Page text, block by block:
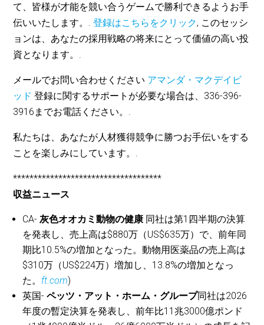
て、皆様が才能を競い合うゲームで勝利できるようお手
伝いいたします。.登録はこちらをクリック, このセッシ
ョンは、あなたの採用戦略の将来にとって価値の高い投
資となります。.
メールでお問い合わせください アマンダ・マクデイビ
ッド 登録に関するサポートが必要な場合は、336-396-
3916までお電話ください。.
私たちは、あなたが人材獲得競争に勝つお手伝いをする
ことを楽しみにしています。.
************************************
収益ニュース
CA-灰色オオカミ動物の健康 同社は第1四半期の決算
を発表し、売上高は$880万（US$635万）で、前年同
期比10.5%の増加となった。動物用医薬品の売上高は
$310万（US$224万）増加し、13.8%の増加となっ
た。 ft.com)
英国-ペッツ・アット・ホーム・グループ同社は2026
年度の暫定決算を発表し、前年比11兆3000億ポンド